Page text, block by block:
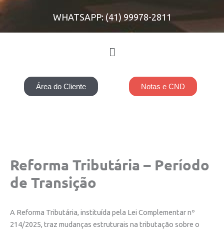
WHATSAPP: (41) 99978-2811
Menu
Área do Cliente Notas e CND
Reforma Tributária – Período
de Transição
A Reforma Tributária, instituída pela Lei Complementar nº
214/2025, traz mudanças estruturais na tributação sobre o